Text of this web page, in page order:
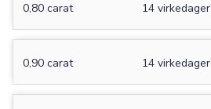
0,80 carat 14 virkedager
0,90 carat 14 virkedager